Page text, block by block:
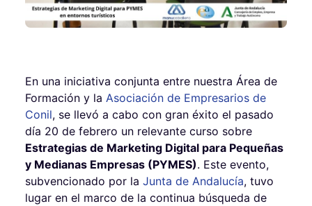
En una iniciativa conjunta entre nuestra Área de
Formación y la Asociación de Empresarios de
Conil, se llevó a cabo con gran éxito el pasado
día 20 de febrero un relevante curso sobre
Estrategias de Marketing Digital para Pequeñas
y Medianas Empresas (PYMES). Este evento,
subvencionado por la Junta de Andalucía, tuvo
lugar en el marco de la continua búsqueda de